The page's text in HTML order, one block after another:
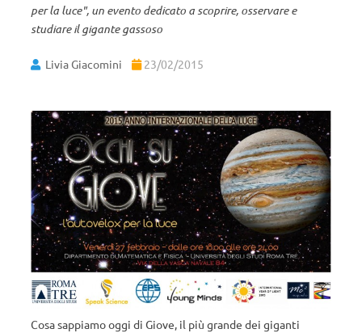
per la luce", un evento dedicato a scoprire, osservare e
studiare il gigante gassoso
Livia Giacomini 23/02/2015
Cosa sappiamo oggi di Giove, il più grande dei giganti